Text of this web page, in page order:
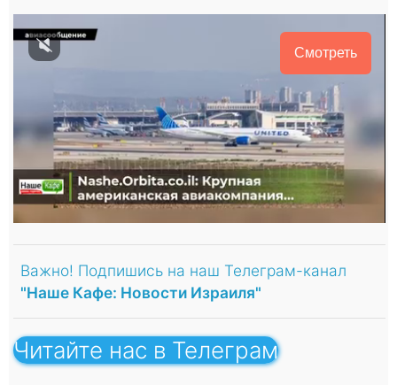
Смотреть
Важно! Подпишись на наш Телеграм-канал
"Наше Кафе: Новости Израиля"
Читайте нас в Телеграм